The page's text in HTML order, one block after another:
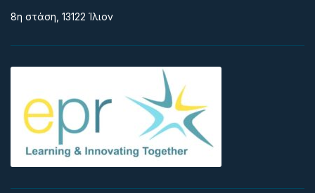
8η στάση, 13122 Ίλιον